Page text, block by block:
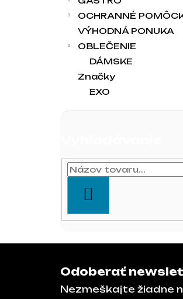
OCHRANNÉ
VÝHODNÁ PONUKA
OBLEČENIE
DÁMSKE
Značky
EXO
Odoberať
Nezmeškajte žiadne